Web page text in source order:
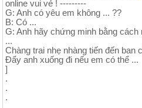
online vui vẻ ! ---------
G: Anh có yêu em không ... ??
B: Có ...
G: Anh hãy chứng minh bằng
...
Chàng trai nhẹ nhàng tiến đến ban
Đẩy anh xuống đi nếu em có thể ...
]
.
.
.